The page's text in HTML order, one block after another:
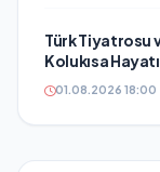
Türk Tiyatrosu
Kolukısa
01.08.2026 18:00